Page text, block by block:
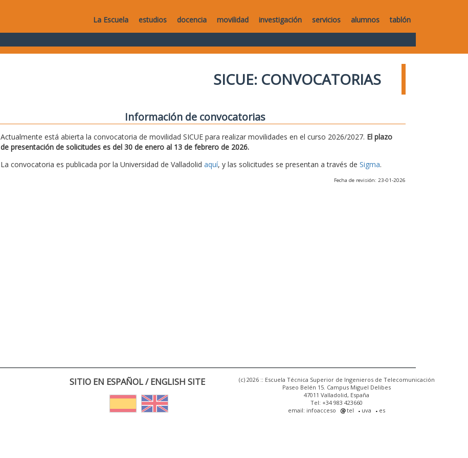
La Escuela estudios docencia movilidad investigación servicios alumnos tablón
SICUE: CONVOCATORIAS
Información de convocatorias
Actualmente está abierta la convocatoria de movilidad SICUE para realizar movilidades en el curso 2026/2027. El plazo
de presentación de solicitudes es del 30 de enero al 13 de febrero de 2026.
La convocatoria es publicada por la Universidad de Valladolid aquí, y las solicitudes se presentan a través de Sigma.
Fecha de revisión: 23-01-2026
SITIO EN ESPAÑOL / ENGLISH SITE
(c) 2026 :: Escuela Técnica Superior de Ingenieros de Telecomunicación
Paseo Belén 15. Campus Miguel Delibes
47011 Valladolid, España
Tel: +34 983 423660
email: infoacceso
tel uva es